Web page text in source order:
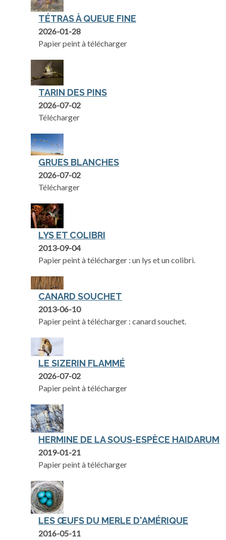
TÉTRAS À QUEUE FINE
2026-01-28
Papier peint à télécharger
TARIN DES PINS
2026-07-02
Télécharger
GRUES BLANCHES
2026-07-02
Télécharger
LYS ET COLIBRI
2013-09-04
Papier peint à télécharger : un lys et un colibri.
CANARD SOUCHET
2013-06-10
Papier peint à télécharger : canard souchet.
LE SIZERIN FLAMMÉ
2026-07-02
Papier peint à télécharger
HERMINE DE LA SOUS-ESPÈCE HAIDARUM
2019-01-21
Papier peint à télécharger
LES ŒUFS DU MERLE D'AMÉRIQUE
2016-05-11